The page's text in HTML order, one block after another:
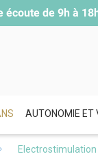
écoute de 9h à
AUTONOMIE ET
Electrostimulation